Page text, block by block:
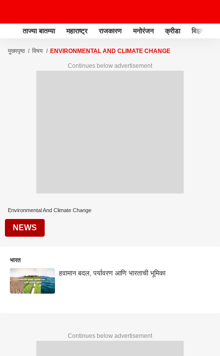
ताज्या बातम्या महाराष्ट्र राजकारण मनोरंजन क्रीडा बिझनेस
मुख्यपृष्ठ विषय ENVIRONMENTAL AND CLIMATE CHANGE
Continues below advertisement
Environmental And Climate Change
NEWS
भारत
हवामान बदल, पर्यावरण आणि भारताची भूमिका
Continues below advertisement